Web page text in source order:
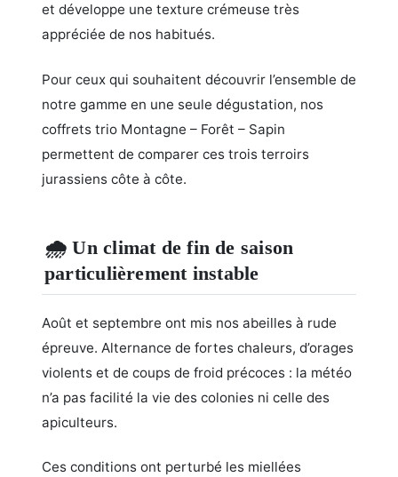
et développe une texture crémeuse très
appréciée de nos habitués.
Pour ceux qui souhaitent découvrir l’ensemble de
notre gamme en une seule dégustation, nos
coffrets trio Montagne – Forêt – Sapin
permettent de comparer ces trois terroirs
jurassiens côte à côte.
🌧️ Un climat de fin de saison
particulièrement instable
Août et septembre ont mis nos abeilles à rude
épreuve. Alternance de fortes chaleurs, d’orages
violents et de coups de froid précoces : la météo
n’a pas facilité la vie des colonies ni celle des
apiculteurs.
Ces conditions ont perturbé les miellées